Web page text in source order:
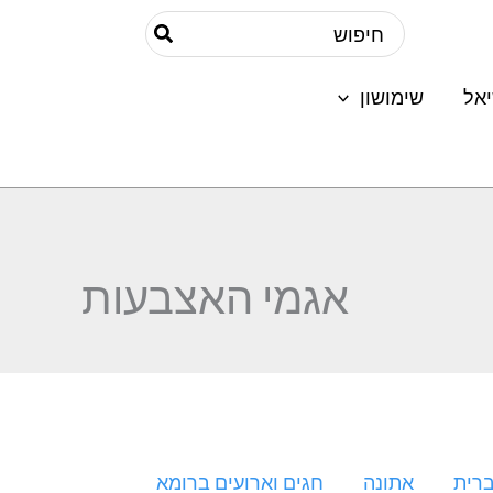
Search
for:
שימושון
אגמי האצבעות
אתונה חגים וארועים ברומא